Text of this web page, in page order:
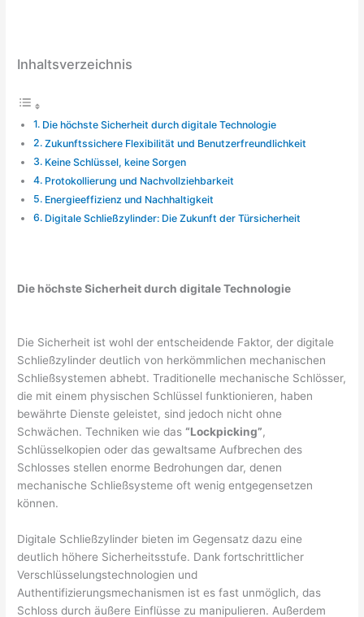
Inhaltsverzeichnis
Die höchste Sicherheit durch digitale Technologie
Zukunftssichere Flexibilität und Benutzerfreundlichkeit
Keine Schlüssel, keine Sorgen
Protokollierung und Nachvollziehbarkeit
Energieeffizienz und Nachhaltigkeit
Digitale Schließzylinder: Die Zukunft der Türsicherheit
Die höchste Sicherheit durch digitale Technologie
Die Sicherheit ist wohl der entscheidende Faktor, der digitale
Schließzylinder deutlich von herkömmlichen mechanischen
Schließsystemen abhebt. Traditionelle mechanische Schlösser,
die mit einem physischen Schlüssel funktionieren, haben
bewährte Dienste geleistet, sind jedoch nicht ohne
Schwächen. Techniken wie das“Lockpicking”,
Schlüsselkopien oder das gewaltsame Aufbrechen des
Schlosses stellen enorme Bedrohungen dar, denen
mechanische Schließsysteme oft wenig entgegensetzen
können.
Digitale Schließzylinder bieten im Gegensatz dazu eine
deutlich höhere Sicherheitsstufe. Dank fortschrittlicher
Verschlüsselungstechnologien und
Authentifizierungsmechanismen ist es fast unmöglich, das
Schloss durch äußere Einflüsse zu manipulieren. Außerdem